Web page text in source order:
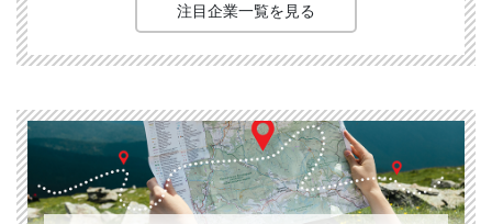
注目企業一覧を見る